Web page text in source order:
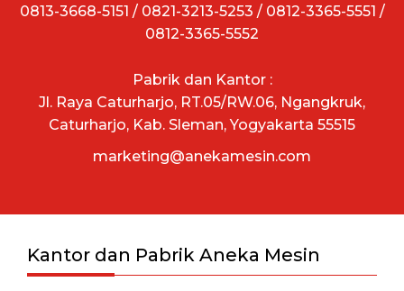
0813-3668-5151 / 0821-3213-5253 / 0812-3365-5551 /
0812-3365-5552
Pabrik dan Kantor :
Jl. Raya Caturharjo, RT.05/RW.06, Ngangkruk,
Caturharjo, Kab. Sleman, Yogyakarta 55515
marketing@anekamesin.com
Kantor dan Pabrik Aneka Mesin